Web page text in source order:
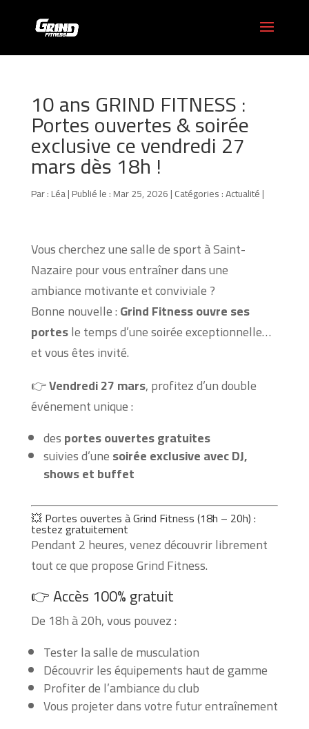
10 ans GRIND FITNESS :
Portes ouvertes & soirée
exclusive ce vendredi 27
mars dès 18h !
Par :Léa|Publié le : Mar 25, 2026|Catégories :Actualité|
Vous cherchez une salle de sport à Saint-
Nazaire pour vous entraîner dans une
ambiance motivante et conviviale ?
Bonne nouvelle :Grind Fitness ouvre ses
portesle temps d’une soirée exceptionnelle…
et vous êtes invité.
👉Vendredi 27 mars, profitez d’un double
événement unique :
desportes ouvertes gratuites
suivies d’unesoirée exclusive avec DJ,
shows et buffet
💥 Portes ouvertes à Grind Fitness (18h – 20h) :
testez gratuitement
Pendant 2 heures, venez découvrir librement
tout ce que propose Grind Fitness.
👉 Accès 100% gratuit
De 18h à 20h, vous pouvez :
Tester la salle de musculation
Découvrir les équipements haut de gamme
Profiter de l’ambiance du club
Vous projeter dans votre futur entraînement